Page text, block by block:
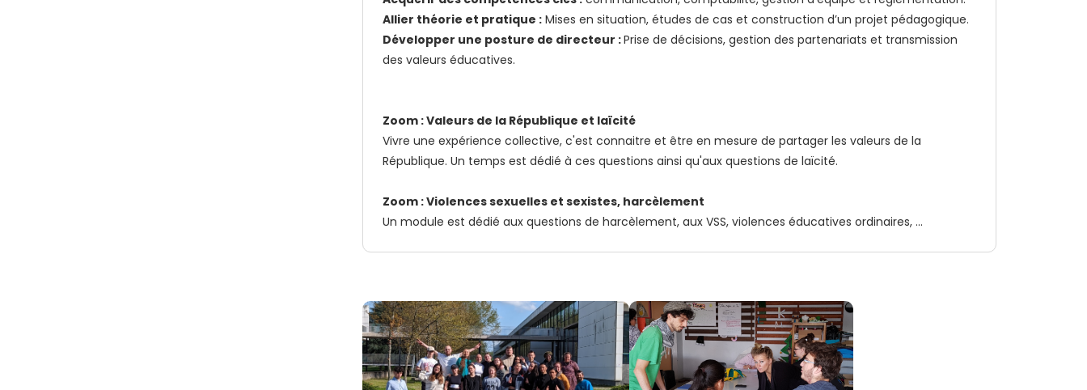
Allier théorie et pratique :Mises en situation, études de cas et construction d’un projet pédagogique.
Développer une posture de directeur :Prise de décisions, gestion des partenariats et transmission
des valeurs éducatives.
Zoom : Valeurs de la République et laïcité
Vivre une expérience collective, c'est connaitre et être en mesure de partager les valeurs de la
République. Un temps est dédié à ces questions ainsi qu'aux questions de laïcité.
Zoom : Violences sexuelles et sexistes, harcèlement
Un module est dédié aux questions de harcèlement, aux VSS, violences éducatives ordinaires, ...